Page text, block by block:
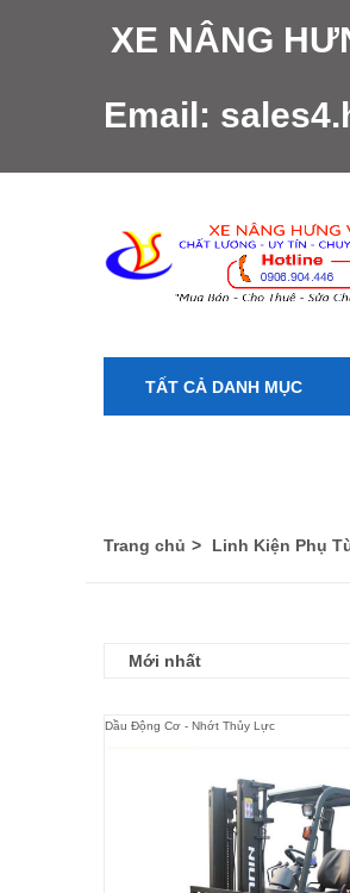
XE NÂNG
Email:
TẤT CẢ DANH MỤC
Trang chủ Linh Kiện Phụ
Dầu Động Cơ - Nhớt Thủy Lực